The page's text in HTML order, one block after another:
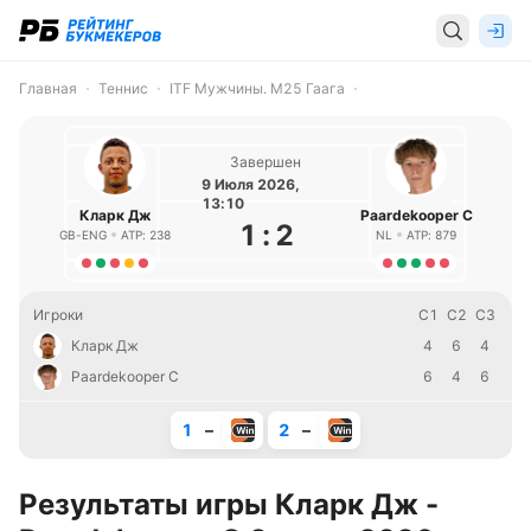
Главная Теннис ITF Мужчины. M25 Гаага
Кларк Дж
GB-ENG ATP: 238
Завершен
9 Июля 2026,
13:10
1 : 2
Paardekooper С
NL ATP: 879
Игроки С1 С2 С3
Кларк Дж
4 6
4
Paardekooper С
6 4 6
1 – 2 –
Результаты игры Кларк Дж -